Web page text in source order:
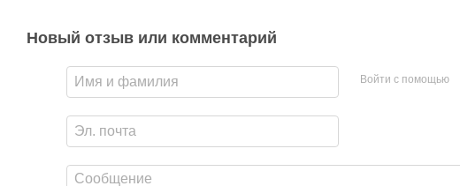
Новый отзыв или комментарий
Войти с помощью